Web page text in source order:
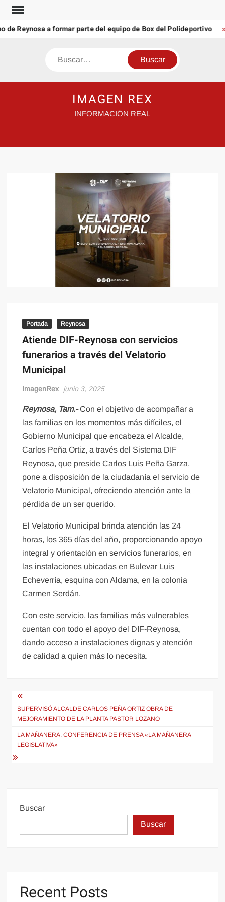
Saltar
contenido
Reynosa a formar parte del equipo de Box del Polideportivo
Buscar
IMAGEN REX
INFORMACIÓN REAL
Portada Reynosa
Atiende DIF-Reynosa con servicios
funerarios a través del Velatorio
Municipal
ImagenRex junio 3, 2025
Reynosa, Tam.-Con el objetivo de acompañar a
las familias en los momentos más difíciles, el
Gobierno Municipal que encabeza el Alcalde,
Carlos Peña Ortiz, a través del Sistema DIF
Reynosa, que preside Carlos Luis Peña Garza,
pone a disposición de la ciudadanía el servicio de
Velatorio Municipal, ofreciendo atención ante la
pérdida de un ser querido.
El Velatorio Municipal brinda atención las 24
horas, los 365 días del año, proporcionando apoyo
integral y orientación en servicios funerarios, en
las instalaciones ubicadas en Bulevar Luis
Echeverría, esquina con Aldama, en la colonia
Carmen Serdán.
Con este servicio, las familias más vulnerables
cuentan con todo el apoyo del DIF-Reynosa,
dando acceso a instalaciones dignas y atención
de calidad a quien más lo necesita.
Navegación
de
entradas
SUPERVISÓ ALCALDE CARLOS PEÑA ORTIZ OBRA DE
MEJORAMIENTO DE LA PLANTA PASTOR LOZANO
LA MAÑANERA, CONFERENCIA DE PRENSA «LA MAÑANERA
LEGISLATIVA»
Buscar
Buscar
Recent Posts